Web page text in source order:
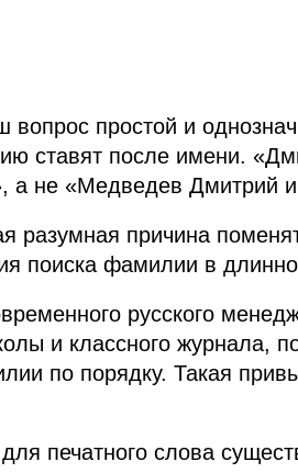
вопрос простой и
ставят после имени.
а не «Медведев Дмитрий
разумная причина
поиска фамилии в
русского
и классного журнала,
по порядку. Такая
печатного слова